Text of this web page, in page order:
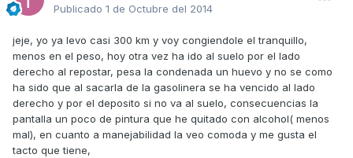
Publicado 1 de Octubre del 2014
jeje, yo ya levo casi 300 km y voy congiendole el tranquillo,
menos en el peso, hoy otra vez ha ido al suelo por el lado
derecho al repostar, pesa la condenada un huevo y no se como
ha sido que al sacarla de la gasolinera se ha vencido al lado
derecho y por el deposito si no va al suelo, consecuencias la
pantalla un poco de pintura que he quitado con alcohol( menos
mal), en cuanto a manejabilidad la veo comoda y me gusta el
tacto que tiene,